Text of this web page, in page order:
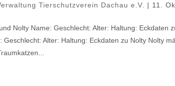
Tierschutzverein Dachau e.V. | 11.
Nolty Name: Geschlecht: Alter: Haltung: Eckdaten
Geschlecht: Alter: Haltung: Eckdaten zu Nolty Nolty